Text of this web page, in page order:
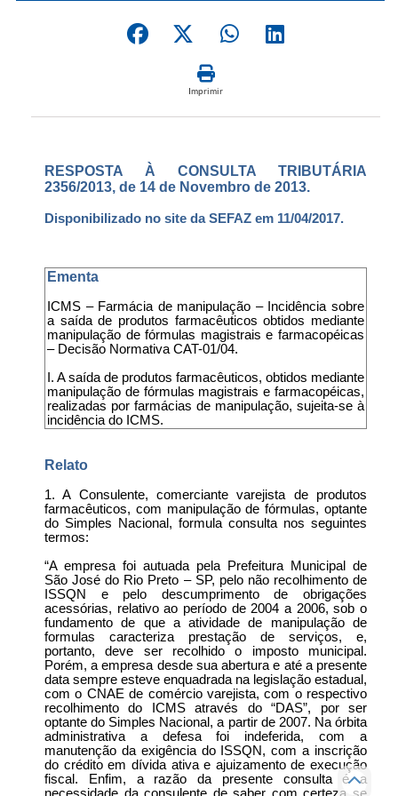
Imprimir
RESPOSTA À CONSULTA TRIBUTÁRIA
2356/2013, de 14 de Novembro de 2013.
Disponibilizado no site da SEFAZ em 11/04/2017.
Ementa
ICMS – Farmácia de manipulação – Incidência sobre
a saída de produtos farmacêuticos obtidos mediante
manipulação de fórmulas magistrais e farmacopéicas
– Decisão Normativa CAT-01/04.
I. A saída de produtos farmacêuticos, obtidos mediante
manipulação de fórmulas magistrais e farmacopéicas,
realizadas por farmácias de manipulação, sujeita-se à
incidência do ICMS.
Relato
1. A Consulente, comerciante varejista de produtos
farmacêuticos, com manipulação de fórmulas, optante
do Simples Nacional, formula consulta nos seguintes
termos:
“A empresa foi autuada pela Prefeitura Municipal de
São José do Rio Preto – SP, pelo não recolhimento de
ISSQN e pelo descumprimento de obrigações
acessórias, relativo ao período de 2004 a 2006, sob o
fundamento de que a atividade de manipulação de
formulas caracteriza prestação de serviços, e,
portanto, deve ser recolhido o imposto municipal.
Porém, a empresa desde sua abertura e até a presente
data sempre esteve enquadrada na legislação estadual,
com o CNAE de comércio varejista, com o respectivo
recolhimento do ICMS através do “DAS”, por ser
optante do Simples Nacional, a partir de 2007. Na órbita
administrativa a defesa foi indeferida, com a
manutenção da exigência do ISSQN, com a inscrição
do crédito em dívida ativa e ajuizamento de execução
fiscal. Enfim, a razão da presente consulta é a